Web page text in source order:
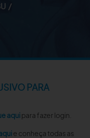
PARA
aquipara fazer login.
e conheça todas as